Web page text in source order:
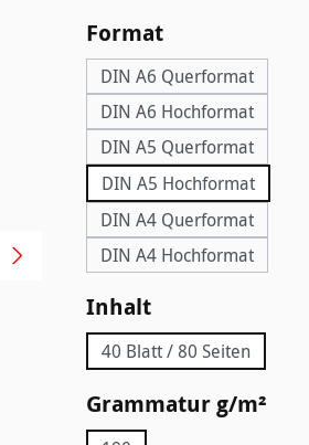
Formatauswählen
DIN A6 Querformat
DIN A6 Hochformat
DIN A5 Querformat
DIN A5 Hochformat
DIN A4 Querformat
DIN A4 Hochformat
Inhaltauswählen
40 Blatt / 80 Seiten
Grammatur g/m²